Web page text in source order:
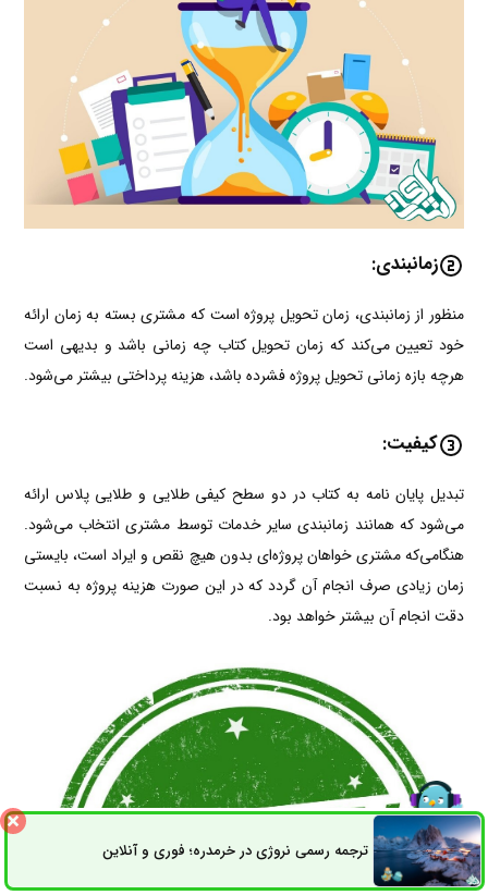
زمانبندی:
منظور از زمانبندی، زمان تحویل پروژه است که مشتری بسته به زمان ارائه
خود تعیین می‌کند که زمان تحویل کتاب چه زمانی باشد و بدیهی است
هرچه بازه زمانی تحویل پروژه فشرده باشد، هزینه پرداختی بیشتر می‌شود.
کیفیت:
تبدیل پایان نامه به کتاب در دو سطح کیفی طلایی و طلایی پلاس ارائه
می‌شود که همانند زمانبندی سایر خدمات توسط مشتری انتخاب می‌شود.
هنگامی‌که مشتری خواهان پروژه‌ای بدون هیچ نقص و ایراد است، بایستی
زمان زیادی صرف انجام آن گردد که در این صورت هزینه پروژه به نسبت
دقت انجام آن بیشتر خواهد بود.
ترجمه رسمی نروژی در خرمدره؛ فوری و آنلاینثبت سفارش راه های ارتباطی